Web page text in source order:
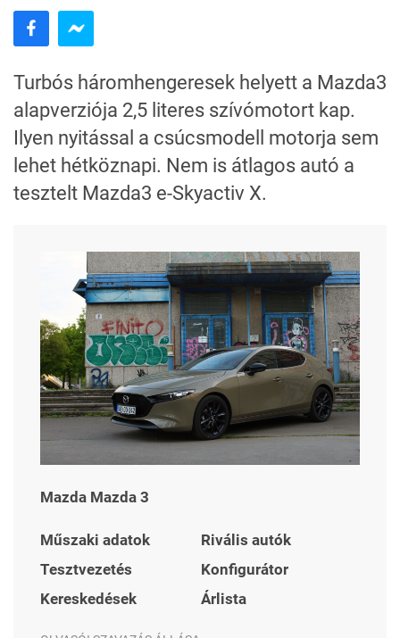
Turbós háromhengeresek helyett a Mazda3
alapverziója 2,5 literes szívómotort kap.
Ilyen nyitással a csúcsmodell motorja sem
lehet hétköznapi. Nem is átlagos autó a
tesztelt Mazda3 e-Skyactiv X.
Mazda Mazda 3
Műszaki adatok
Rivális autók
Tesztvezetés
Konfigurátor
Kereskedések
Árlista